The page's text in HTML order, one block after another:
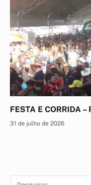
FESTA E CORRIDA –
31 de julho de 2026